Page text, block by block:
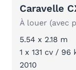
Caravelle
À louer (avec
5.54 x 2.18 m
1 x 131 cv / 96
2010